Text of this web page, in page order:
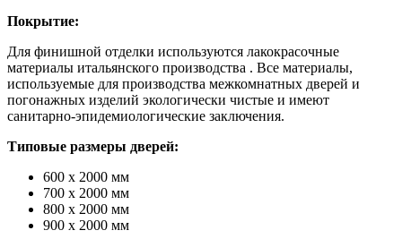
Покрытие:
Для финишной отделки используются лакокрасочные
материалы итальянского производства . Все материалы,
используемые для производства межкомнатных дверей и
погонажных изделий экологически чистые и имеют
санитарно-эпидемиологические заключения.
Типовые размеры дверей:
600 х 2000 мм
700 х 2000 мм
800 х 2000 мм
900 х 2000 мм